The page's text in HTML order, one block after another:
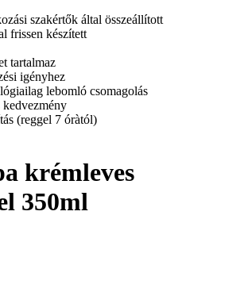
szakértők által összeállított
frissen készített
tartalmaz
igényhez
lebomló csomagolás
(reggel 7 óràtól)
krémleves
350ml